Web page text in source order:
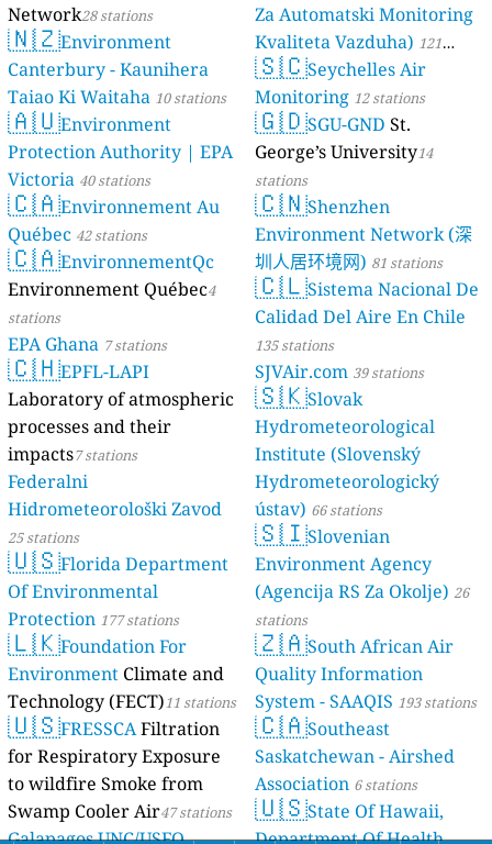
Network28 stations
🇳🇿Environment
Canterbury - Kaunihera
Taiao Ki Waitaha 10 stations
🇦🇺Environment
Protection Authority | EPA
Victoria 40 stations
🇨🇦Environnement Au
Québec 42 stations
🇨🇦EnvironnementQc
Environnement Québec4
stations
EPA Ghana 7 stations
🇨🇭EPFL-LAPI
Laboratory of atmospheric
processes and their
impacts7 stations
Federalni
Hidrometeorološki Zavod
25 stations
🇺🇸Florida Department
Of Environmental
Protection 177 stations
🇱🇰Foundation For
Environment Climate and
Technology (FECT)11 stations
🇺🇸FRESSCAFiltration
for Respiratory Exposure
to wildfire Smoke from
Swamp Cooler Air47 stations
Galapagos UNC/USFQ
Za Automatski Monitoring
Kvaliteta Vazduha) 121
stations
🇸🇨Seychelles Air
Monitoring 12 stations
🇬🇩SGU-GND St.
George’s University14
stations
🇨🇳Shenzhen
Environment Network (深
圳人居环境网) 81 stations
🇨🇱Sistema Nacional De
Calidad Del Aire En Chile
135 stations
SJVAir.com 39 stations
🇸🇰Slovak
Hydrometeorological
Institute (Slovenský
Hydrometeorologický
ústav) 66 stations
🇸🇮Slovenian
Environment Agency
(Agencija RS Za Okolje) 26
stations
🇿🇦South African Air
Quality Information
System - SAAQIS 193 stations
🇨🇦Southeast
Saskatchewan - Airshed
Association 6 stations
🇺🇸State Of Hawaii,
Department Of Health,